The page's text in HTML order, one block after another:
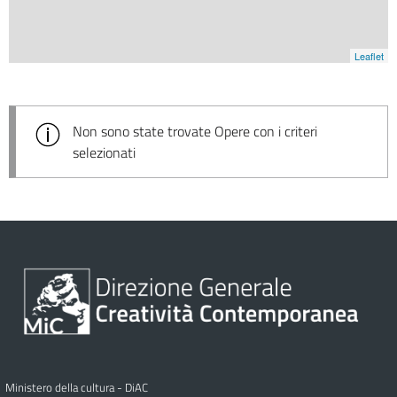
Leaflet
Non sono state trovate Opere con i criteri
selezionati
Ministero della cultura - DiAC